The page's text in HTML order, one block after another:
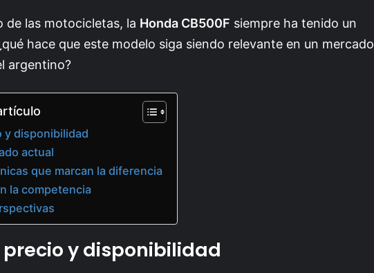
de las motocicletas, la Honda CB500F siempre ha tenido un
hace que este modelo siga siendo relevante en un mercado
argentino?
y disponibilidad
actual
que marcan la diferencia
la competencia
precio y disponibilidad